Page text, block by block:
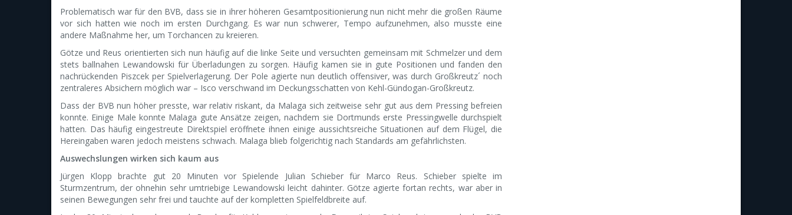
Problematisch war für den BVB, dass sie in ihrer höheren Gesamtpositionierung nun nicht mehr die großen Räume
vor sich hatten wie noch im ersten Durchgang. Es war nun schwerer, Tempo aufzunehmen, also musste eine
andere Maßnahme her, um Torchancen zu kreieren.
Götze und Reus orientierten sich nun häufig auf die linke Seite und versuchten gemeinsam mit Schmelzer und dem
stets ballnahen Lewandowski für Überladungen zu sorgen. Häufig kamen sie in gute Positionen und fanden den
nachrückenden Piszcek per Spielverlagerung. Der Pole agierte nun deutlich offensiver, was durch Großkreutz´ noch
zentraleres Absichern möglich war – Isco verschwand im Deckungsschatten von Kehl-Gündogan-Großkreutz.
Dass der BVB nun höher presste, war relativ riskant, da Malaga sich zeitweise sehr gut aus dem Pressing befreien
konnte. Einige Male konnte Malaga gute Ansätze zeigen, nachdem sie Dortmunds erste Pressingwelle durchspielt
hatten. Das häufig eingestreute Direktspiel eröffnete ihnen einige aussichtsreiche Situationen auf dem Flügel, die
Hereingaben waren jedoch meistens schwach. Malaga blieb folgerichtig nach Standards am gefährlichsten.
Auswechslungen wirken sich kaum aus
Jürgen Klopp brachte gut 20 Minuten vor Spielende Julian Schieber für Marco Reus. Schieber spielte im
Sturmzentrum, der ohnehin sehr umtriebige Lewandowski leicht dahinter. Götze agierte fortan rechts, war aber in
seinen Bewegungen sehr frei und tauchte auf der kompletten Spielfeldbreite auf.